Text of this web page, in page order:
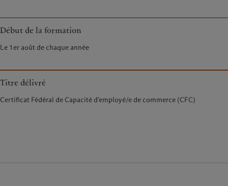
Début de la formation
Le 1er août de chaque année
Titre délivré
Certificat Fédéral de Capacité d'employé/e de commerce (CFC)